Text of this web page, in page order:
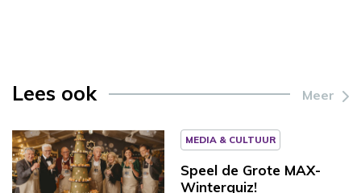
Lees ook Meer
MEDIA & CULTUUR
Speel de Grote MAX-
Winterquiz!